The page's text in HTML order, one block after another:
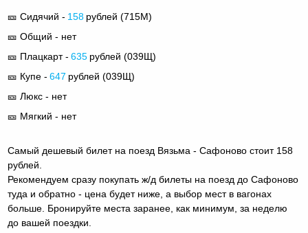
🎫 Сидячий - 158 рублей (715М)
🎫 Общий - нет
🎫 Плацкарт - 635 рублей (039Щ)
🎫 Купе - 647 рублей (039Щ)
🎫 Люкс - нет
🎫 Мягкий - нет
Самый дешевый билет на поезд Вязьма - Сафоново стоит 158
рублей.
Рекомендуем сразу покупать ж/д билеты на поезд до Сафоново
туда и обратно - цена будет ниже, а выбор мест в вагонах
больше. Бронируйте места заранее, как минимум, за неделю
до вашей поездки.